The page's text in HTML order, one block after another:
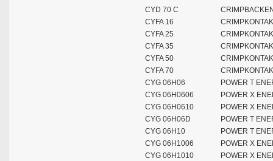
CYD 70 C
CYFA 16
CYFA 25
CYFA 35
CYFA 50
CYFA 70
CYG 06H06
POWER T
CYG 06H0606
POWER X
CYG 06H0610
POWER X
CYG 06H06D
POWER T
CYG 06H10
POWER T
CYG 06H1006
POWER X
CYG 06H1010
POWER X